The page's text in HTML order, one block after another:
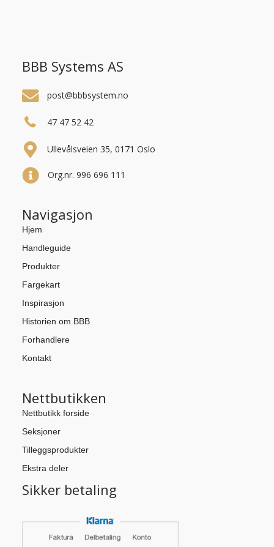
BBB Systems AS
post@bbbsystem.no
47 47 52 42
Ullevålsveien 35, 0171 Oslo
Org.nr. 996 696 111
Navigasjon
Hjem
Handleguide
Produkter
Fargekart
Inspirasjon
Historien om BBB
Forhandlere
Kontakt
Nettbutikken
Nettbutikk forside
Seksjoner
Tilleggsprodukter
Ekstra deler
Sikker betaling